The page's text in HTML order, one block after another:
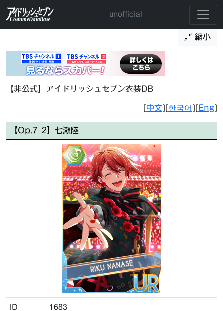
unofficial
縮小
【非公式】アイドリッシュセブン衣装DB
[中文][한국어 ][Eng]
【Op.7_2】七瀬陸
ID 1683